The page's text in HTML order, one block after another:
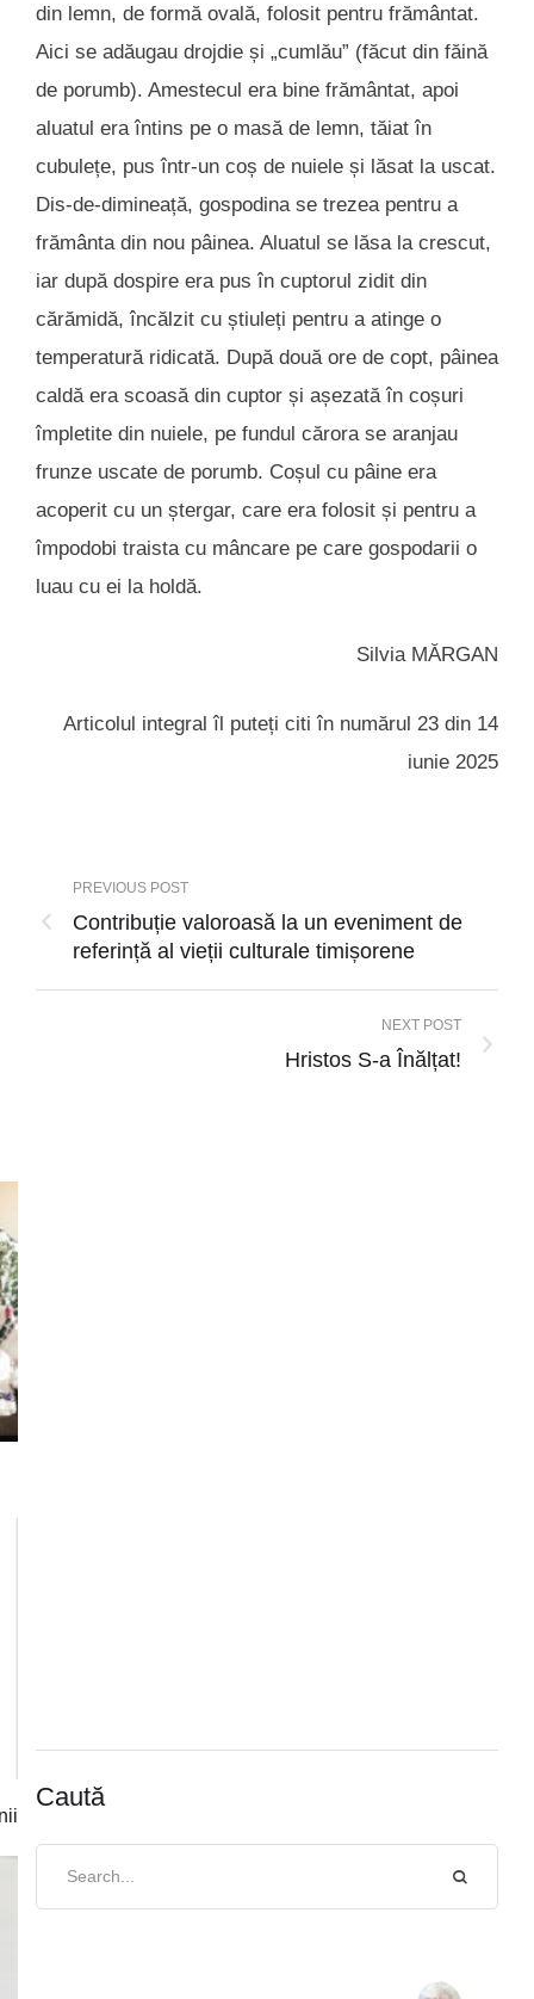
din lemn, de formă ovală, folosit pentru frământat.
Aici se adăugau drojdie și „cumlău” (făcut din făină
de porumb). Amestecul era bine frământat, apoi
aluatul era întins pe o masă de lemn, tăiat în
cubulețe, pus într-un coș de nuiele și lăsat la uscat.
Dis-de-dimineață, gospodina se trezea pentru a
frământa din nou pâinea. Aluatul se lăsa la crescut,
iar după dospire era pus în cuptorul zidit din
cărămidă, încălzit cu știuleți pentru a atinge o
temperatură ridicată. După două ore de copt, pâinea
caldă era scoasă din cuptor și așezată în coșuri
împletite din nuiele, pe fundul cărora se aranjau
frunze uscate de porumb. Coșul cu pâine era
acoperit cu un ștergar, care era folosit și pentru a
împodobi traista cu mâncare pe care gospodarii o
luau cu ei la holdă.
Silvia MĂRGAN
Articolul integral îl puteți citi în numărul 23 din 14
iunie 2025
PREVIOUS POST
Contribuție valoroasă la un eveniment de
referință al vieții culturale timișorene
NEXT POST
Hristos S-a Înălțat!
Caută